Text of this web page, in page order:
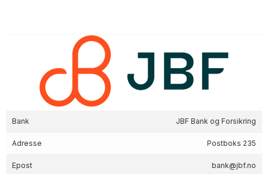
Bank JBF Bank og Forsikring
Adresse Postboks 235
Epost bank@jbf.no